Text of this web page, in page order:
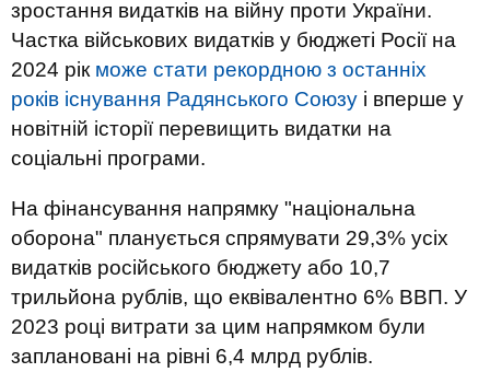
зростання видатків на війну проти України.
Частка військових видатків у бюджеті Росії на
2024 рік може стати рекордною з останніх
років існування Радянського Союзу і вперше у
новітній історії перевищить видатки на
соціальні програми.
На фінансування напрямку "національна
оборона" планується спрямувати 29,3% усіх
видатків російського бюджету або 10,7
трильйона рублів, що еквівалентно 6% ВВП. У
2023 році витрати за цим напрямком були
заплановані на рівні 6,4 млрд рублів.